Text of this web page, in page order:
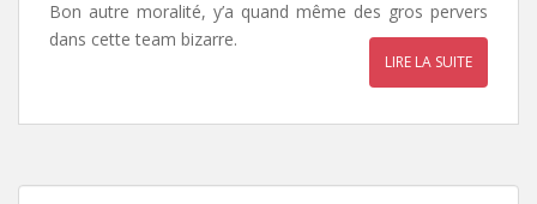
Bon autre moralité, y’a quand même des gros pervers
dans cette team bizarre.
LIRE LA SUITE